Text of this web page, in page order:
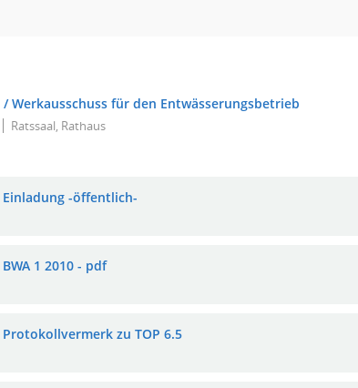
/ Werkausschuss für den Entwässerungsbetrieb
Ratssaal, Rathaus
Einladung -öffentlich-
BWA 1 2010 - pdf
Protokollvermerk zu TOP 6.5